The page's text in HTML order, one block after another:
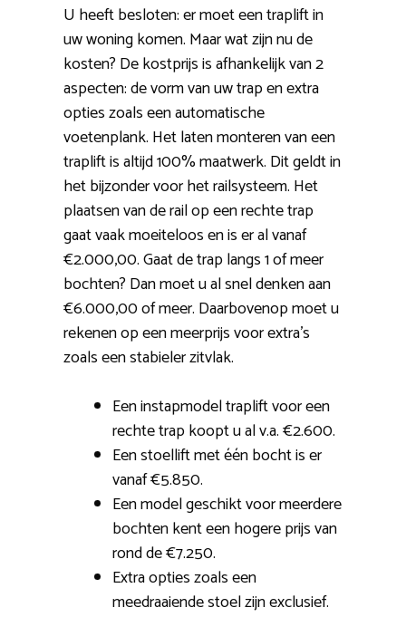
U heeft besloten: er moet een traplift in
uw woning komen. Maar wat zijn nu de
kosten? De kostprijs is afhankelijk van 2
aspecten: de vorm van uw trap en extra
opties zoals een automatische
voetenplank. Het laten monteren van een
traplift is altijd 100% maatwerk. Dit geldt in
het bijzonder voor het railsysteem. Het
plaatsen van de rail op een rechte trap
gaat vaak moeiteloos en is er al vanaf
€2.000,00. Gaat de trap langs 1 of meer
bochten? Dan moet u al snel denken aan
€6.000,00 of meer. Daarbovenop moet u
rekenen op een meerprijs voor extra’s
zoals een stabieler zitvlak.
Een instapmodel traplift voor een
rechte trap koopt u al v.a. €2.600.
Een stoellift met één bocht is er
vanaf €5.850.
Een model geschikt voor meerdere
bochten kent een hogere prijs van
rond de €7.250.
Extra opties zoals een
meedraaiende stoel zijn exclusief.